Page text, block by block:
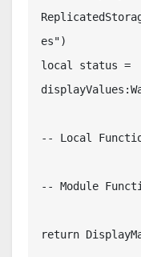
es")
local status =
-- Local
-- Module
return